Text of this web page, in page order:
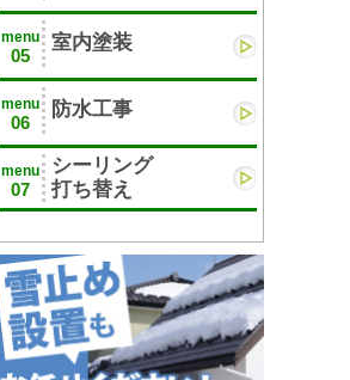
menu
05
室内塗装
menu
06
防水工事
menu
07
シーリング
打ち替え